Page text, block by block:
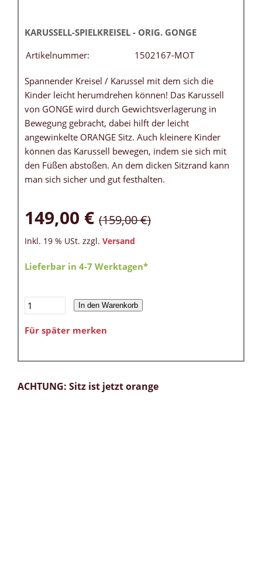
KARUSSELL-SPIELKREISEL - ORIG. GONGE
Artikelnummer:
1502167-MOT
Spannender Kreisel / Karussel mit dem sich die
Kinder leicht herumdrehen können! Das Karussell
von GONGE wird durch Gewichtsverlagerung in
Bewegung gebracht, dabei hilft der leicht
angewinkelte ORANGE Sitz. Auch kleinere Kinder
können das Karussell bewegen, indem sie sich mit
den Füßen abstoßen. An dem dicken Sitzrand kann
man sich sicher und gut festhalten.
149,00 € (159,00 €)
Inkl. 19 % USt. zzgl. Versand
Lieferbar in 4-7 Werktagen*
In den Warenkorb
Für später merken
ACHTUNG: Sitz ist jetzt orange